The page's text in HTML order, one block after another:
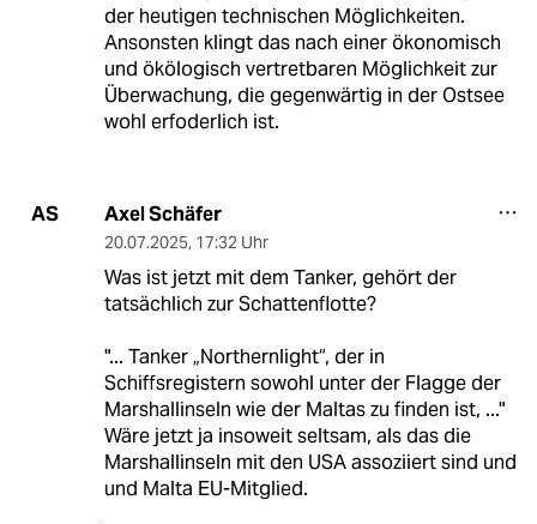
der heutigen technischen Möglichkeiten.
Ansonsten klingt das nach einer ökonomisch
und ökölogisch vertretbaren Möglichkeit zur
Überwachung, die gegenwärtig in der Ostsee
wohl erfoderlich ist.
AS Axel Schäfer
20.07.2025, 17:32 Uhr
Was ist jetzt mit dem Tanker, gehört der
tatsächlich zur Schattenflotte?
"... Tanker „Northernlight“, der in
Schiffsregistern sowohl unter der Flagge der
Marshallinseln wie der Maltas zu finden ist, ..."
Wäre jetzt ja insoweit seltsam, als das die
Marshallinseln mit den USA assoziiert sind und
und Malta EU-Mitglied.